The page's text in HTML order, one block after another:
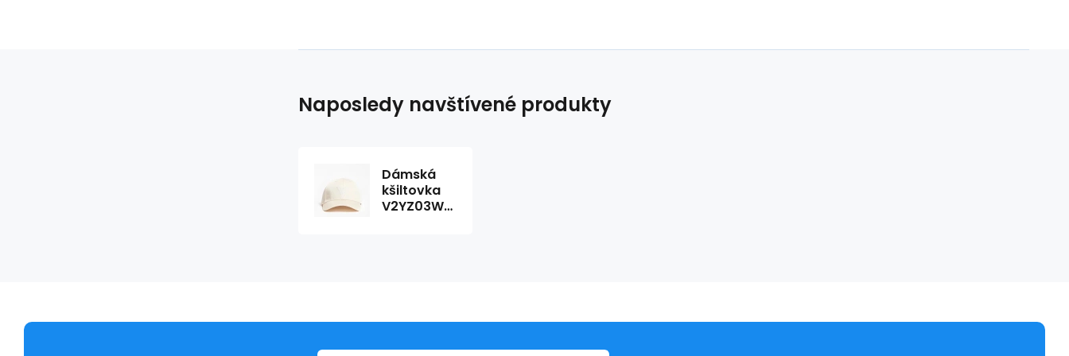
Naposledy navštívené produkty
Dámská
kšiltovka
V2YZ03WO08O